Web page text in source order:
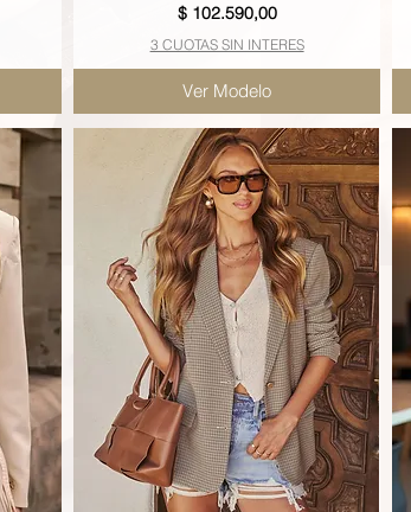
Precio
$ 102.590,00
3 CUOTAS SIN INTERES
Ver Modelo